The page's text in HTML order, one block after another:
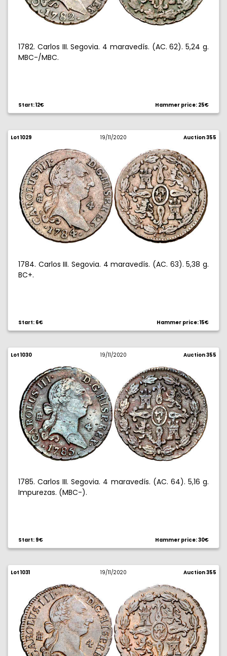
1782. Carlos III. Segovia. 4 maravedís. (AC. 62). 5,24 g.
MBC-/MBC.
Start: 12€ Hammer price: 25€
Lot 1029 19/11/2020 Auction 355
1784. Carlos III. Segovia. 4 maravedís. (AC. 63). 5,38 g.
BC+.
Start: 6€ Hammer price: 15€
Lot 1030 19/11/2020 Auction 355
1785. Carlos III. Segovia. 4 maravedís. (AC. 64). 5,16 g.
Impurezas. (MBC-).
Start: 9€ Hammer price: 30€
Lot 1031 19/11/2020 Auction 355